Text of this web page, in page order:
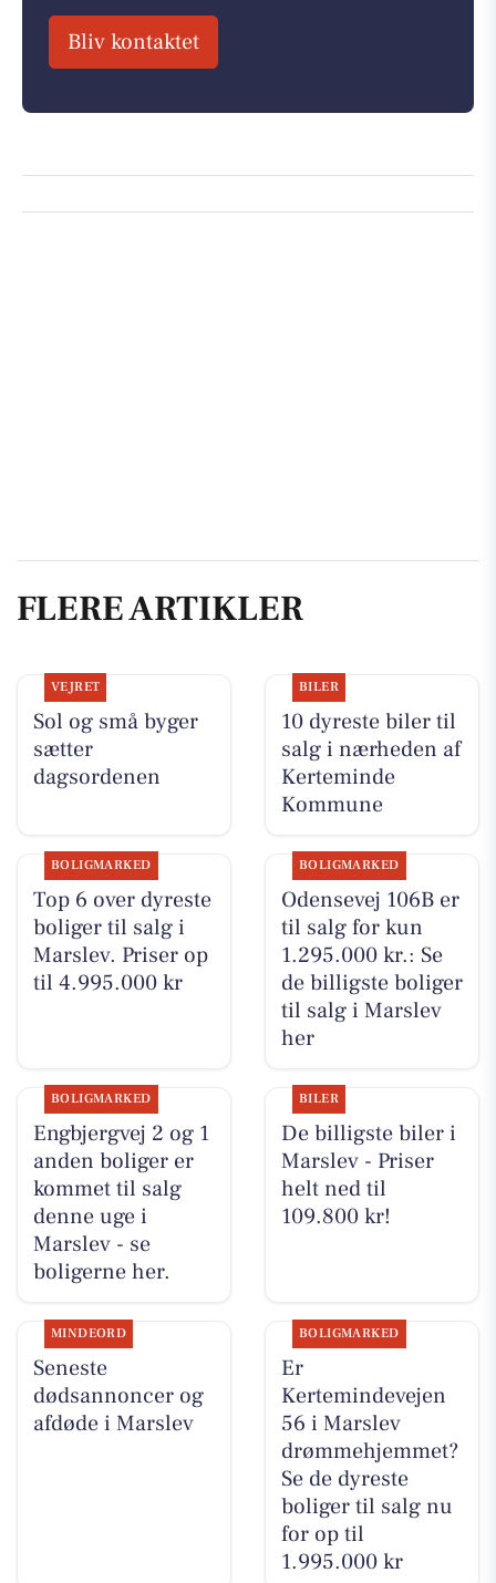
Bliv kontaktet
FLERE ARTIKLER
VEJRET
Sol og små byger
sætter
dagsordenen
BILER
10 dyreste biler til
salg i nærheden af
Kerteminde
Kommune
BOLIGMARKED
Top 6 over dyreste
boliger til salg i
Marslev. Priser op
til 4.995.000 kr
BOLIGMARKED
Odensevej 106B er
til salg for kun
1.295.000 kr.: Se
de billigste boliger
til salg i Marslev
her
BOLIGMARKED
Engbjergvej 2 og 1
anden boliger er
kommet til salg
denne uge i
Marslev - se
boligerne her.
BILER
De billigste biler i
Marslev - Priser
helt ned til
109.800 kr!
MINDEORD
Seneste
dødsannoncer og
afdøde i Marslev
BOLIGMARKED
Er
Kertemindevejen
56 i Marslev
drømmehjemmet?
Se de dyreste
boliger til salg nu
for op til
1.995.000 kr